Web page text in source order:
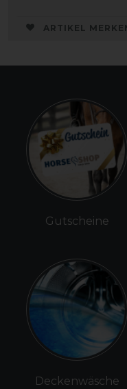
ARTIKEL
Gutscheine
Deckenwäsche